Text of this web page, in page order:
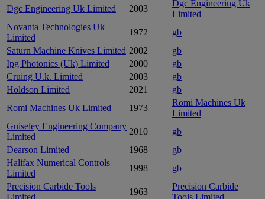
Dgc Engineering Uk Limited 2003
Dgc Engineering Uk
Limited
Novanta Technologies Uk
Limited
1972
gb
Saturn Machine Knives Limited 2002
gb
Ipg Photonics (Uk) Limited
2000
gb
Cruing U.k. Limited
2003
gb
Holdson Limited
2021
gb
Romi Machines Uk Limited
1973
Romi Machines Uk
Limited
Guiseley Engineering Company
Limited
2010
gb
Dearson Limited
1968
gb
Halifax Numerical Controls
Limited
1998
gb
Precision Carbide Tools
1963
Precision Carbide